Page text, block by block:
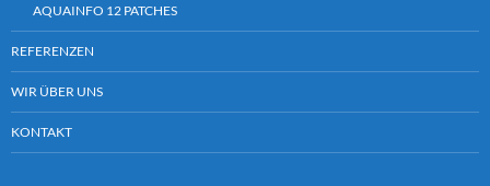
AQUAINFO 12 PATCHES
REFERENZEN
WIR ÜBER UNS
KONTAKT